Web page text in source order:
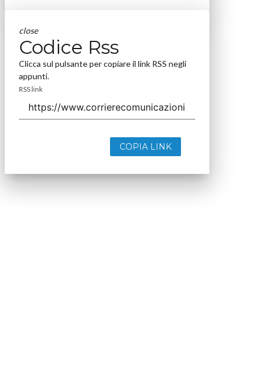
close
Codice Rss
Clicca sul pulsante per copiare il link RSS negli
appunti.
RSS link
COPIA LINK